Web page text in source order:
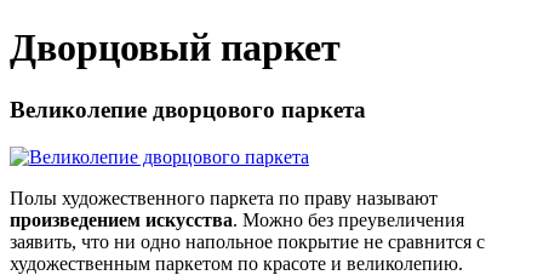
Дворцовый паркет
Великолепие дворцового паркета
Полы художественного паркета по праву называют
произведением искусства. Можно без преувеличения
заявить, что ни одно напольное покрытие не сравнится с
художественным паркетом по красоте и великолепию.